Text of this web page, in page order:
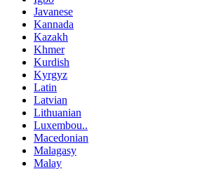
Javanese
Kannada
Kazakh
Khmer
Kurdish
Kyrgyz
Latin
Latvian
Lithuanian
Luxembou..
Macedonian
Malagasy
Malay